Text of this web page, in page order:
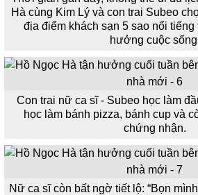
Hà cùng Kim Lý và con trai Subeo
địa điểm khách sạn 5 sao nổi tiếng
hưởng cuộc
Con trai nữ ca sĩ - Subeo học làm
học làm bánh pizza, bánh cup và
chứng nhận.
Nữ ca sĩ còn bất ngờ tiết lộ: “Bọn